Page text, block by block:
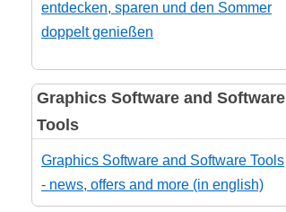
entdecken, sparen und den Sommer
doppelt genießen
Graphics Software and Software
Tools
Graphics Software and Software Tools
- news, offers and more (in english)